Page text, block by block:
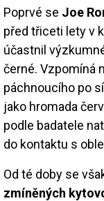
Poprvé se Joe
před třiceti lety v
účastnil
černé. Vzpomíná
páchnoucího po
jako hromada
podle badatele
do kontaktu s
Od té doby se
zmíněných